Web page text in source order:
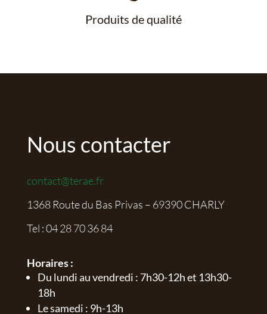
Produits de qualité
Nous contacter
contact@terae.fr
1368 Route du Bas Privas – 69390 CHARLY
Tel :04 28 70 36 84
Horaires :
Du lundi au vendredi : 7h30-12h et 13h30-
18h
Le samedi : 9h-13h